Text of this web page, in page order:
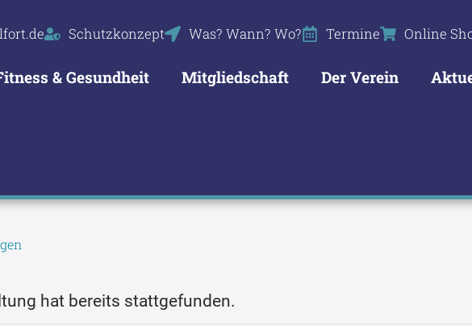
Schutzkonzept Was? Wann? Wo? Termine Online
& Gesundheit Mitgliedschaft Der Verein
hat bereits stattgefunden.